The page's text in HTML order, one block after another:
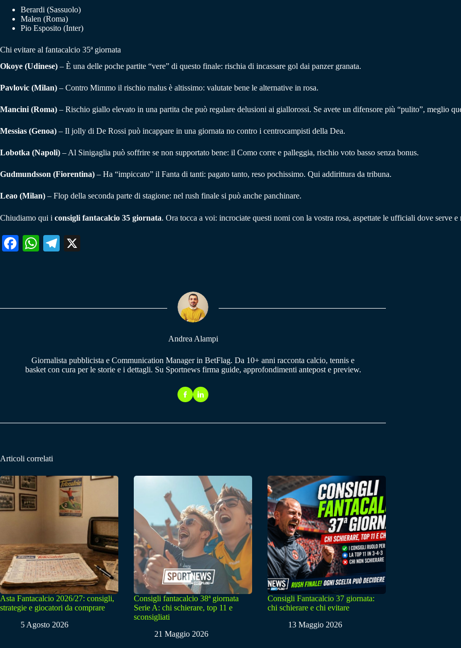
Berardi (Sassuolo)
Malen (Roma)
Pio Esposito (Inter)
Chi evitare al fantacalcio 35ª giornata
Okoye (Udinese) – È una delle poche partite “vere” di questo finale: rischia di incassare gol dai panzer granata.
Pavlovic (Milan) – Contro Mimmo il rischio malus è altissimo: valutate bene le alternative in rosa.
Mancini (Roma) – Rischio giallo elevato in una partita che può regalare delusioni ai giallorossi. Se avete un difensore più “pulito”, meglio
Messias (Genoa) – Il jolly di De Rossi può incappare in una giornata no contro i centrocampisti della Dea.
Lobotka (Napoli) – Al Sinigaglia può soffrire se non supportato bene: il Como corre e palleggia, rischio voto basso senza bonus.
Gudmundsson (Fiorentina) – Ha “impiccato” il Fanta di tanti: pagato tanto, reso pochissimo. Qui addirittura da tribuna.
Leao (Milan) – Flop della seconda parte di stagione: nel rush finale si può anche panchinare.
Chiudiamo qui i consigli fantacalcio 35 giornata. Ora tocca a voi: incrociate questi nomi con la vostra rosa, aspettate le ufficiali dove serve
Fa W
pp
Te
m
Andrea Alampi
Giornalista pubblicista e Communication Manager in BetFlag. Da 10+ anni racconta calcio, tennis e
basket con cura per le storie e i dettagli. Su Sportnews firma guide, approfondimenti antepost e preview.
Articoli correlati
Asta Fantacalcio 2026/27: consigli,
strategie e giocatori da comprare
5 Agosto 2026
Consigli fantacalcio 38ª giornata
Serie A: chi schierare, top 11 e
sconsigliati
21 Maggio 2026
Consigli Fantacalcio 37 giornata:
chi schierare e chi evitare
13 Maggio 2026